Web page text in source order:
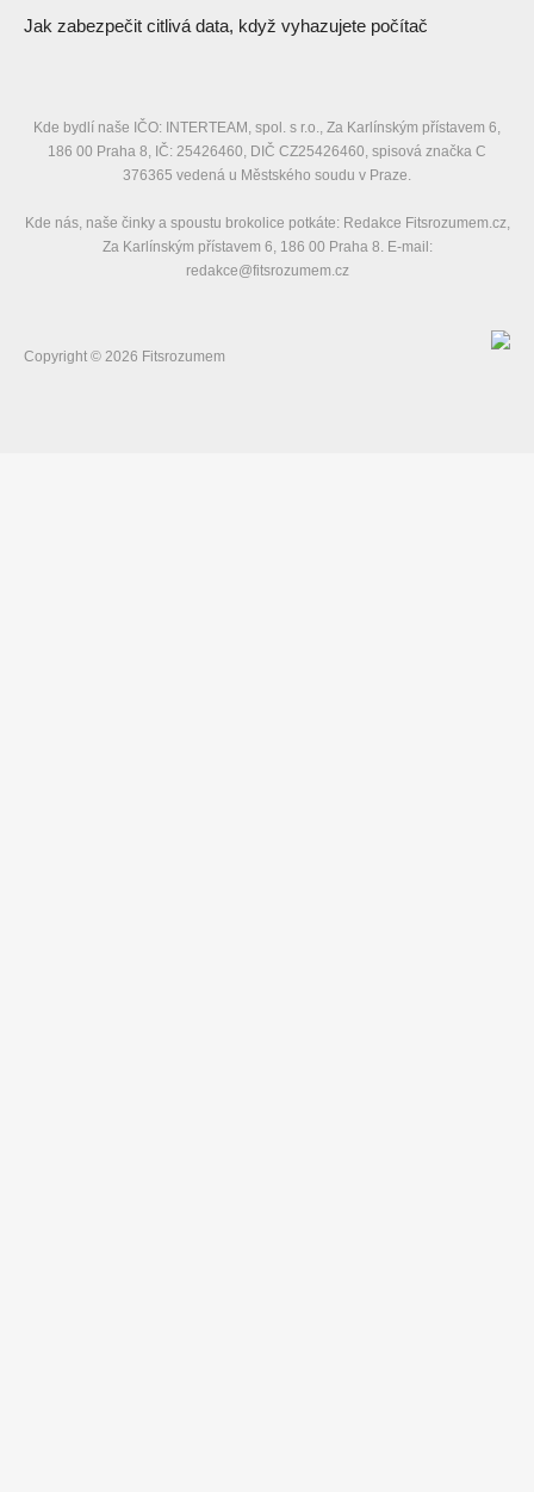
Jak zabezpečit citlivá data, když vyhazujete počítač
Kde bydlí naše IČO: INTERTEAM, spol. s r.o., Za Karlínským přístavem 6,
186 00 Praha 8, IČ: 25426460, DIČ CZ25426460, spisová značka C
376365 vedená u Městského soudu v Praze.
Kde nás, naše činky a spoustu brokolice potkáte: Redakce Fitsrozumem.cz,
Za Karlínským přístavem 6, 186 00 Praha 8. E-mail:
redakce@fitsrozumem.cz
Copyright © 2026 Fitsrozumem